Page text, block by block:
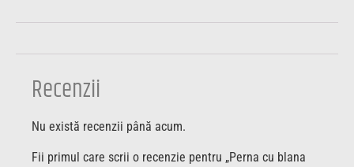
Recenzii
Nu există recenzii până acum.
Fii primul care scrii o recenzie pentru „Perna cu blana